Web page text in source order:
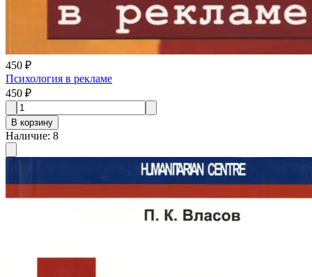
450 ₽
Психология в рекламе
450 ₽
В корзину
Наличие: 8